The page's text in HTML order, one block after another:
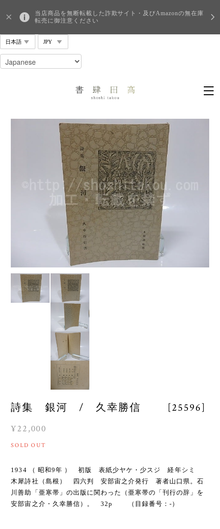
当店商品を無断転載した詐欺サイト・及びAmazonの無在庫
転売に御注意ください
詩集 銀河 / 久幸勝信 [25596]
¥22,000
SOLD OUT
1934 （ 昭和9年 ） 初版 表紙少ヤケ・少スジ 経年シミ
木犀詩社（島根） 四六判 安部宙之介発行 著者山口県。石
川善助「亜寒帯」の出版に関わった（亜寒帯の「刊行の辞」を
安部宙之介・久幸勝信）。 32p （目録番号：-）